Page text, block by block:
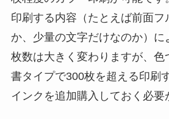
印刷する内容（たとえば前面フ
か、少量の文字だけなのか）に
枚数は大きく変わりますが、色
書タイプで300枚を超える印刷
インクを追加購入しておく必要